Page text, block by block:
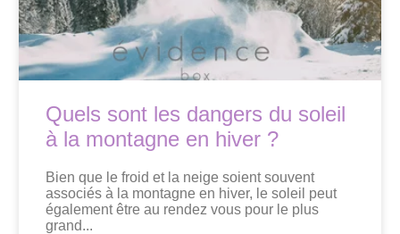
Quels sont les dangers du soleil
à la montagne en hiver ?
Bien que le froid et la neige soient souvent
associés à la montagne en hiver, le soleil peut
également être au rendez vous pour le plus
grand...